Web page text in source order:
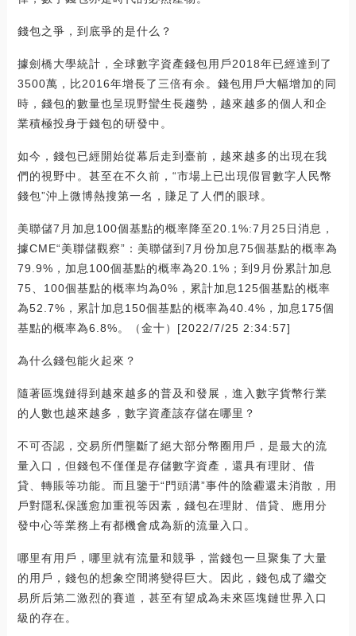
錢包之爭，到底爭的是什么？
據劍橋大學統計，全球數字資產錢包用戶2018年已經達到了
3500萬，比2016年增長了三倍有余。錢包用戶大幅增加的同
時，錢包的數量也呈現野蠻生長趨勢，越來越多的個人和企
業積極投身于錢包的研發中。
如今，錢包已經開始從幕后走到臺前，越來越多的出現在我
們的視野中。甚至在不久前，“市場上已出現假冒數字人民幣
錢包”沖上微博熱搜第一名，賺足了人們的眼球。
美聯儲7月加息100個基點的概率降至20.1%:7月25日消息，
據CME“美聯儲觀察”：美聯儲到7月份加息75個基點的概率為
79.9%，加息100個基點的概率為20.1%；到9月份累計加息
75、100個基點的概率均為0%，累計加息125個基點的概率
為52.7%，累計加息150個基點的概率為40.4%，加息175個
基點的概率為6.8%。（金十）[2022/7/25 2:34:57]
為什么錢包能火起來？
隨著區塊鏈得到越來越多的普及和發展，進入數字貨幣行業
的人數也越來越多，數字資產該存儲在哪里？
不可否認，交易所們壟斷了絕大部分幣圈用戶，是最大的流
量入口，但錢包不僅僅是存儲數字資產，還具有理財、借
貸、轉賬等功能。而且鑒于“門頭溝”事件的陰霾還未消散，用
戶對隱私保護愈加重視等因素，錢包在理財、借貸、應用分
發中心等業務上有都機會成為新的流量入口。
哪里有用戶，哪里就有流量和競爭，當錢包一旦聚集了大量
的用戶，錢包的想象空間將變得巨大。因此，錢包成了繼交
易所后第二激烈的賽道，甚至有望成為未來區塊鏈世界入口
級的存在。